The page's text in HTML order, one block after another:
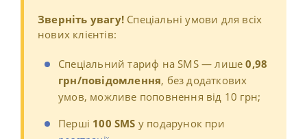
Зверніть увагу! Спеціальні умови для всіх
нових клієнтів:
Спеціальний тариф на SMS — лише0,98
грн/повідомлення, без додаткових
умов, можливе поповнення від 10 грн;
Перші 100 SMS у подарунок при